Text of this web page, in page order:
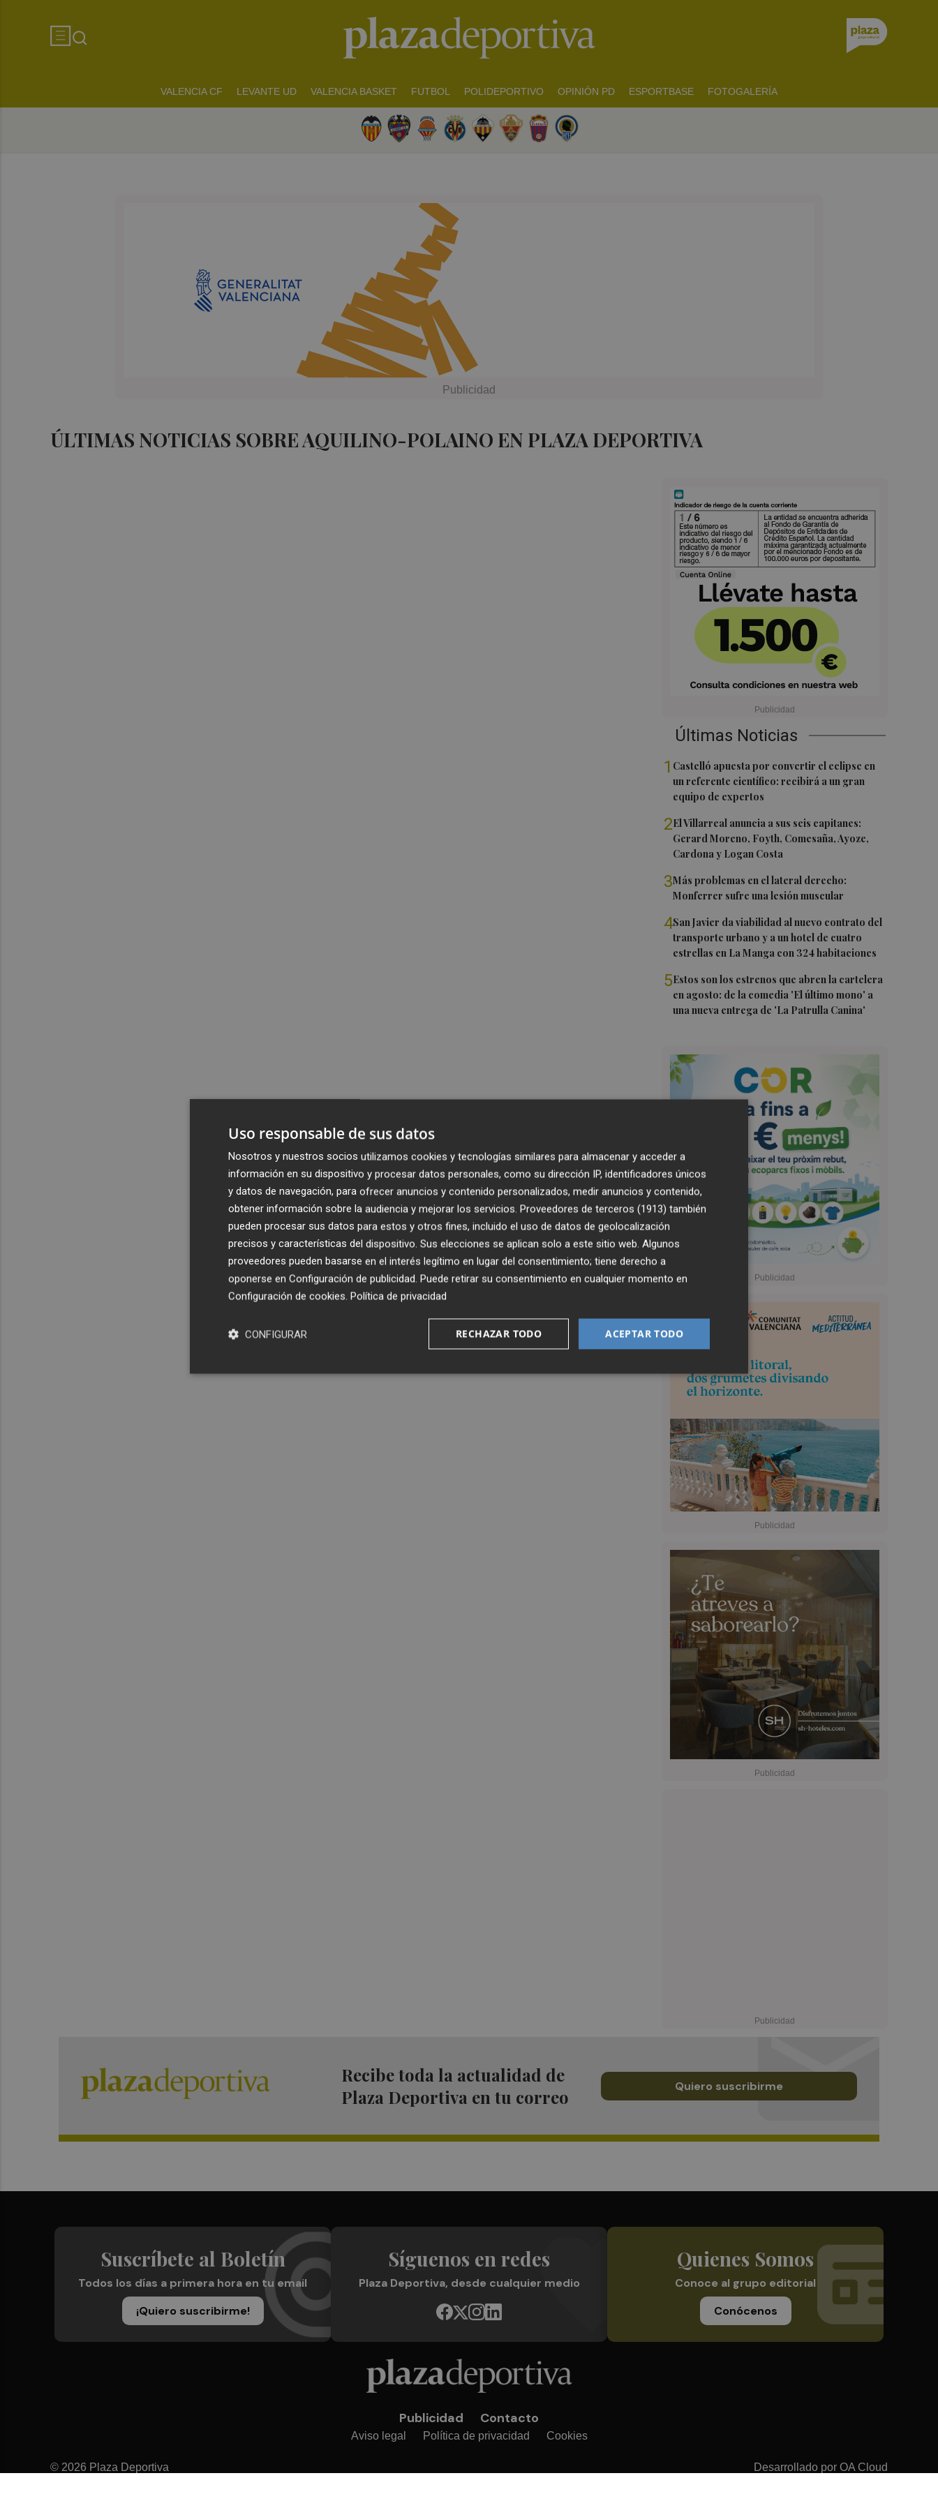
VALENCIA CF LEVANTE UD VALENCIA BASKET FUTBOL POLIDEPORTIVO OPINIÓN PD ESPORTBASE FOTOGALERÍA
ÚLTIMAS NOTICIAS SOBRE AQUILINO-POLAINO EN PLAZA DEPORTIVA
Últimas Noticias
1 Castelló apuesta por convertir el eclipse en
un referente científico: recibirá a un gran
equipo de expertos
2El Villarreal anuncia a sus seis capitanes:
Gerard Moreno, Foyth, Comesaña, Ayoze,
Cardona y Logan Costa
3Más problemas en el lateral derecho:
Monferrer sufre una lesión muscular
4San Javier da viabilidad al nuevo contrato del
transporte urbano y a un hotel de cuatro
estrellas en La Manga con 324 habitaciones
5Estos son los estrenos que abren la cartelera
en agosto: de la comedia 'El último mono' a
una nueva entrega de 'La Patrulla Canina'
Recibe toda la actualidad de
Plaza Deportiva en tu correo
Quiero suscribirme
Suscríbete al Boletín
Todos los días a primera hora en tu email
¡Quiero suscribirme!
Síguenos en redes
Plaza Deportiva, desde cualquier medio
Quienes Somos
Conoce al grupo editorial
Conócenos
Publicidad Contacto
Aviso legal Política de privacidad Cookies
© 2026 Plaza Deportiva Desarrollado por OA Cloud
Uso responsable de sus datos
Nosotros y nuestros socios utilizamos cookies y tecnologías similares para almacenar y acceder a
información en su dispositivo y procesar datos personales, como su dirección IP, identificadores únicos
y datos de navegación, para ofrecer anuncios y contenido personalizados, medir anuncios y contenido,
obtener información sobre la audiencia y mejorar los servicios. Proveedores de terceros (1913) también
pueden procesar sus datos para estos y otros fines, incluido el uso de datos de geolocalización
precisos y características del dispositivo. Sus elecciones se aplican solo a este sitio web. Algunos
proveedores pueden basarse en el interés legítimo en lugar del consentimiento; tiene derecho a
oponerse en Configuración de publicidad. Puede retirar su consentimiento en cualquier momento en
Configuración de cookies. Política de privacidad
ACEPTAR TODO
RECHAZAR TODO
CONFIGURAR